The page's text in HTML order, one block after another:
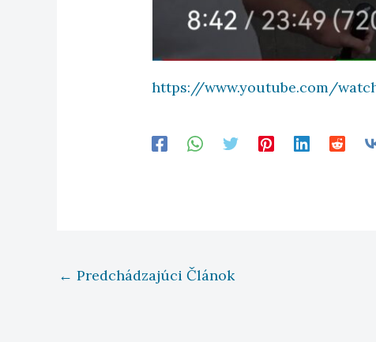
https://www.youtube.com/
← Predchádzajúci Článok